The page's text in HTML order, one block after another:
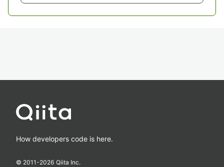
How developers code is here.
© 2011-2026 Qiita Inc.